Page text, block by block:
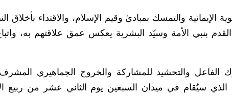
والتمسك بمبادئ وقيم الإسلام، والاقتداء بأخلاق
القدم بنبي الأمة وسيّد البشرية يعكس عمق علاقتهم به،
الفاعل والتحشيد للمشاركة والخروج الجماهيري
الذي سيُقام في ميدان السبعين يوم الثاني عشر من ربيع